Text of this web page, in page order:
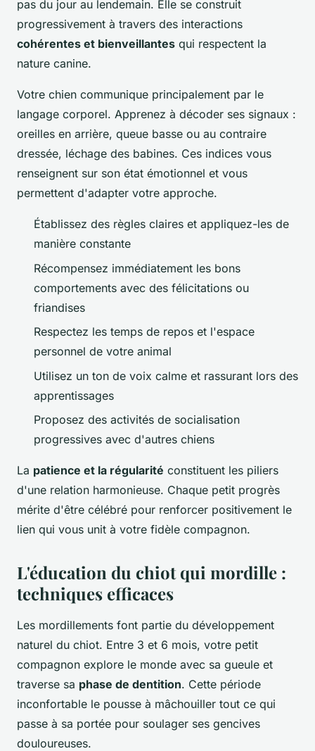
pas du jour au lendemain. Elle se construit
progressivement à travers des interactions
cohérentes et bienveillantes qui respectent la
nature canine.
Votre chien communique principalement par le
langage corporel. Apprenez à décoder ses signaux :
oreilles en arrière, queue basse ou au contraire
dressée, léchage des babines. Ces indices vous
renseignent sur son état émotionnel et vous
permettent d'adapter votre approche.
Établissez des règles claires et appliquez-les de
manière constante
Récompensez immédiatement les bons
comportements avec des félicitations ou
friandises
Respectez les temps de repos et l'espace
personnel de votre animal
Utilisez un ton de voix calme et rassurant lors des
apprentissages
Proposez des activités de socialisation
progressives avec d'autres chiens
La patience et la régularité constituent les piliers
d'une relation harmonieuse. Chaque petit progrès
mérite d'être célébré pour renforcer positivement le
lien qui vous unit à votre fidèle compagnon.
L'éducation du chiot qui mordille :
techniques efficaces
Les mordillements font partie du développement
naturel du chiot. Entre 3 et 6 mois, votre petit
compagnon explore le monde avec sa gueule et
traverse sa phase de dentition. Cette période
inconfortable le pousse à mâchouiller tout ce qui
passe à sa portée pour soulager ses gencives
douloureuses.